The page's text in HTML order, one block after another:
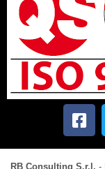
RB Consulting S.r.l. -